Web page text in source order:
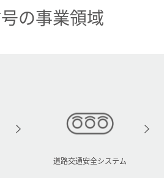
の事業領域
道路交通安全システム